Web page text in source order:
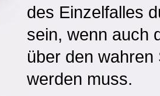
des Einzelfalles
sein, wenn auch
über den
werden muss.